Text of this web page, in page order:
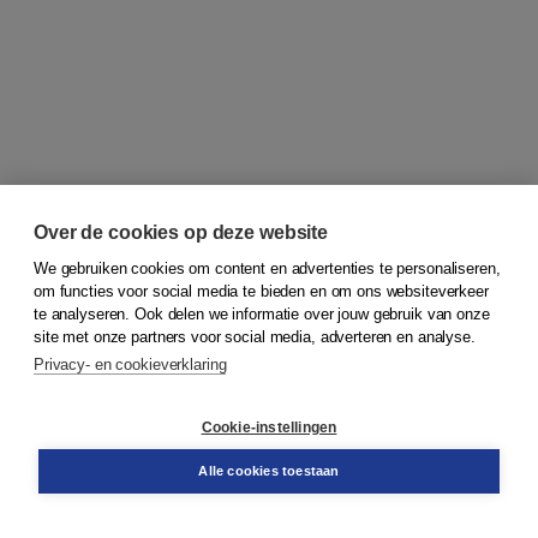
© 2026Koninklijke Boom uitgevers
Bestellen
Over de cookies op deze website
We gebruiken cookies om content en advertenties te personaliseren,
om functies voor social media te bieden en om ons websiteverkeer
te analyseren. Ook delen we informatie over jouw gebruik van onze
site met onze partners voor social media, adverteren en analyse.
Privacy- en cookieverklaring
Cookie-instellingen
Alle cookies toestaan